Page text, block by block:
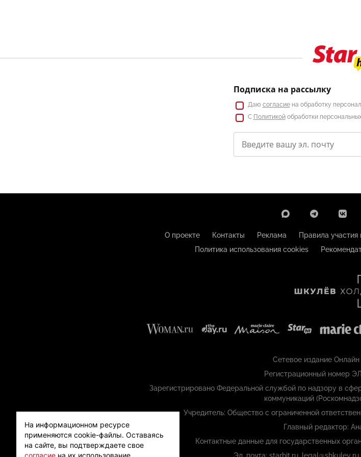
Подписка на рассылку
Даю согласиена обработку
С Политикойобработки
О проекте Контакты Реклама Правила участия
Политика использования cookies
Сетевое издание
Регистрационный номер
Зарегистрировано Федеральной службой по надзору в
коммуникаций
Учредитель: Общество с ограниченной
Главный редактор:
Контактные данные для государственных
На информационном ресурсе
применяются cookie-файлы. Оставаясь
на сайте, вы подтверждаете свое
согласие на их использование.